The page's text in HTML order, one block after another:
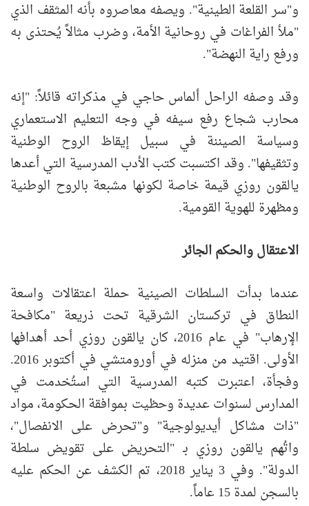
و"سر القلعة الطينية". ويصفه معاصروه بأنه المثقف الذي
"ملأ الفراغات في روحانية الأمة، وضرب مثالاً يُحتذى به
ورفع راية النهضة".
وقد وصفه الراحل ألماس حاجي في مذكراته قائلاً: "إنه
محارب شجاع رفع سيفه في وجه التعليم الاستعماري
وسياسة الصيننة في سبيل إيقاظ الروح الوطنية
وتثقيفها". وقد اكتسبت كتب الأدب المدرسية التي أعدها
يالقون روزي قيمة خاصة لكونها مشبعة بالروح الوطنية
ومظهرة للهوية القومية.
الاعتقال والحكم الجائر
عندما بدأت السلطات الصينية حملة اعتقالات واسعة
النطاق في تركستان الشرقية تحت ذريعة "مكافحة
الإرهاب" في عام 2016، كان يالقون روزي أحد أهدافها
الأولى. اقتيد من منزله في أورومتشي في أكتوبر 2016.
وفجأة، اعتبرت كتبه المدرسية التي استُخدمت في
المدارس لسنوات عديدة وحظيت بموافقة الحكومة، مواد
"ذات مشاكل أيديولوجية" و"تحرض على الانفصال"،
واتُهم يالقون روزي بـ "التحريض على تقويض سلطة
الدولة". وفي 3 يناير 2018، تم الكشف عن الحكم عليه
بالسجن لمدة 15 عاماً.